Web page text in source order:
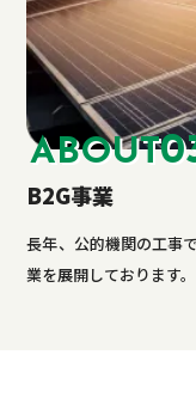
ABOUT
B2G事業
長年、公的機関の工事
業を展開しております。